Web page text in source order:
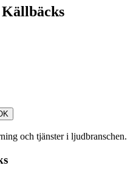
och tjänster i ljudbranschen.